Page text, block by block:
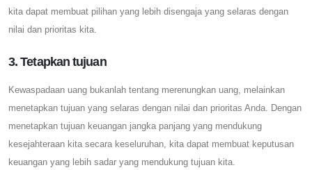
kita dapat membuat pilihan yang lebih disengaja yang selaras dengan
nilai dan prioritas kita.
3. Tetapkan tujuan
Kewaspadaan uang bukanlah tentang merenungkan uang, melainkan
menetapkan tujuan yang selaras dengan nilai dan prioritas Anda. Dengan
menetapkan tujuan keuangan jangka panjang yang mendukung
kesejahteraan kita secara keseluruhan, kita dapat membuat keputusan
keuangan yang lebih sadar yang mendukung tujuan kita.